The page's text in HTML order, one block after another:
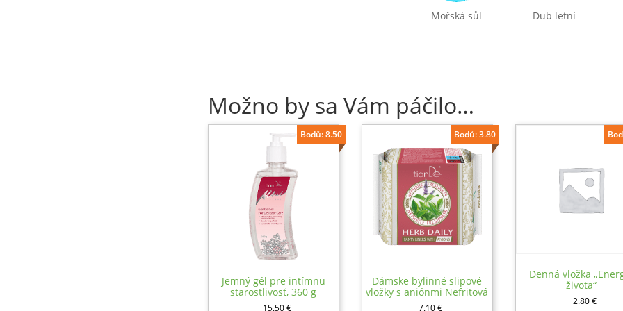
Mořská sůl Dub letní
Možno by sa Vám páčilo…
Jemný gél pre intímnu
starostlivosť, 360 g
15.50€
Bodů: 8.50
Dámske bylinné slipové
vložky s aniónmi Nefritová
sviežosť, 20ks (intímky)
7.10€
Bodů: 3.80
Denná vložka
života“
2.80€